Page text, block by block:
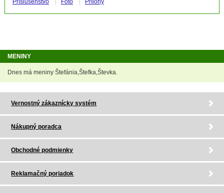
Príslušenstvo Foto Prílohy
MENINY
Dnes má meniny Štefánia,Štefka,Števka.
Vernostný zákaznícky systém
Nákupný poradca
Obchodné podmienky
Reklamačný poriadok